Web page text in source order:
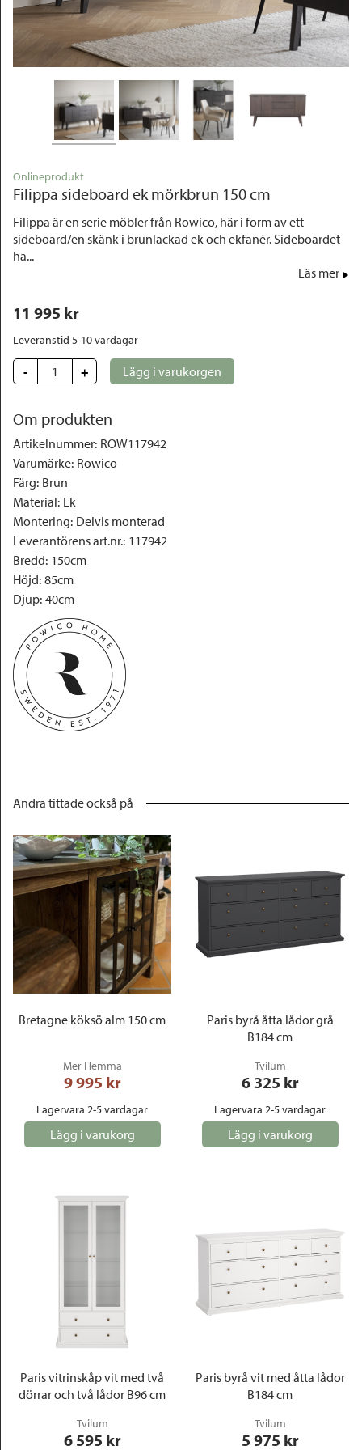
Outlet
Onlineprodukt
Filippa sideboard ek mörkbrun 150 cm
Filippa är en serie möbler från Rowico, här i form av ett
sideboard/en skänk i brunlackad ek och ekfanér. Sideboardet
ha...
Läs mer
11 995 kr
Leveranstid 5-10 vardagar
- + Lägg i varukorgen
Om produkten
Artikelnummer: ROW117942
Varumärke: Rowico
Färg: Brun
Material: Ek
Montering: Delvis monterad
Leverantörens art.nr.: 117942
Bredd: 150cm
Höjd: 85cm
Djup: 40cm
Andra tittade också på
Bretagne köksö alm 150 cm
Mer Hemma
9 995 kr
Lagervara 2-5 vardagar
Lägg i varukorg
Paris byrå åtta lådor grå
B184 cm
Tvilum
6 325 kr
Lagervara 2-5 vardagar
Lägg i varukorg
Paris vitrinskåp vit med två
dörrar och två lådor B96 cm
Tvilum
6 595 kr
Paris byrå vit med åtta lådor
B184 cm
Tvilum
5 975 kr